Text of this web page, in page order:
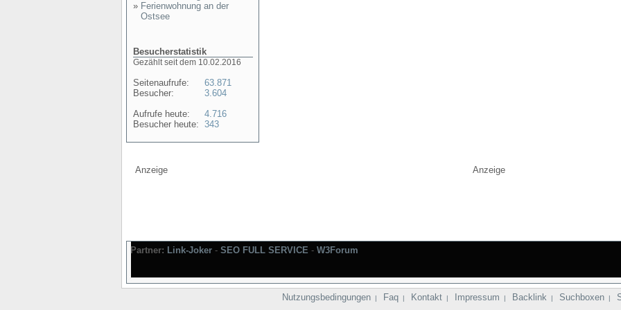
» Ferienwohnung an der
Ostsee
Besucherstatistik
Gezählt seit dem 10.02.2016
Seitenaufrufe:
Besucher:
Aufrufe heute:
Besucher heute:
63.871
3.604
4.716
343
Anzeige Anzeige
Partner: Link-Joker - SEO FULL SERVICE - W3Forum
Nutzungsbedingungen | Faq | Kontakt | Impressum | Backlink | Suchboxen |